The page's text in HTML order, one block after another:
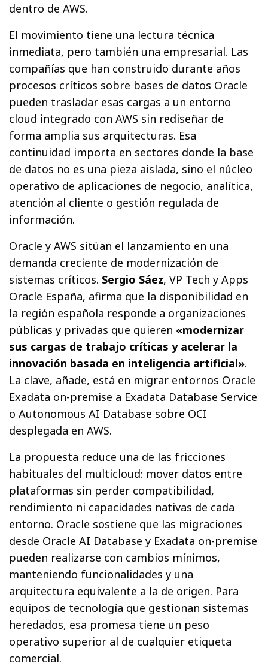
dentro de AWS.
El movimiento tiene una lectura técnica
inmediata, pero también una empresarial. Las
compañías que han construido durante años
procesos críticos sobre bases de datos Oracle
pueden trasladar esas cargas a un entorno
cloud integrado con AWS sin rediseñar de
forma amplia sus arquitecturas. Esa
continuidad importa en sectores donde la base
de datos no es una pieza aislada, sino el núcleo
operativo de aplicaciones de negocio, analítica,
atención al cliente o gestión regulada de
información.
Oracle y AWS sitúan el lanzamiento en una
demanda creciente de modernización de
sistemas críticos. Sergio Sáez, VP Tech y Apps
Oracle España, afirma que la disponibilidad en
la región española responde a organizaciones
públicas y privadas que quieren «modernizar
sus cargas de trabajo críticas y acelerar la
innovación basada en inteligencia artificial».
La clave, añade, está en migrar entornos Oracle
Exadata on-premise a Exadata Database Service
o Autonomous AI Database sobre OCI
desplegada en AWS.
La propuesta reduce una de las fricciones
habituales del multicloud: mover datos entre
plataformas sin perder compatibilidad,
rendimiento ni capacidades nativas de cada
entorno. Oracle sostiene que las migraciones
desde Oracle AI Database y Exadata on-premise
pueden realizarse con cambios mínimos,
manteniendo funcionalidades y una
arquitectura equivalente a la de origen. Para
equipos de tecnología que gestionan sistemas
heredados, esa promesa tiene un peso
operativo superior al de cualquier etiqueta
comercial.